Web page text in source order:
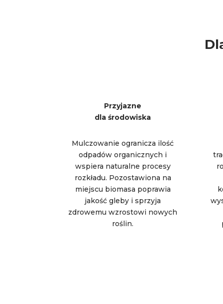
Przyjazne
dla środowiska
Mulczowanie ogranicza ilość
odpadów organicznych i
wspiera naturalne procesy
rozkładu. Pozostawiona na
miejscu biomasa poprawia
jakość gleby i sprzyja
zdrowemu wzrostowi nowych
roślin.